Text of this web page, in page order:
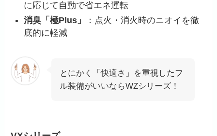
に応じて自動で省エネ運転
消臭「極Plus」
：点火・消火時のニオイを徹
底的に軽減
とにかく「快適さ」を重視したフ
ル装備がいいならWZシリーズ！